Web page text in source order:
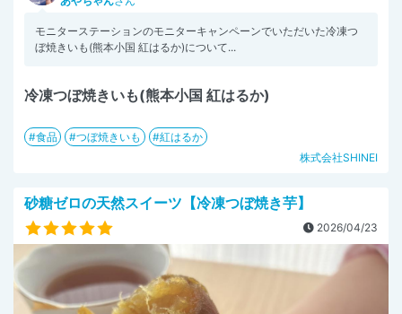
モニターステーションのモニターキャンペーンでいただいた冷凍つ
ぼ焼きいも(熊本小国 紅はるか)について...
冷凍つぼ焼きいも(熊本小国 紅はるか)
食品 つぼ焼きいも
紅はるか
株式会社SHINEI
砂糖ゼロの天然スイーツ【冷凍つぼ焼き芋】
2026/04/23